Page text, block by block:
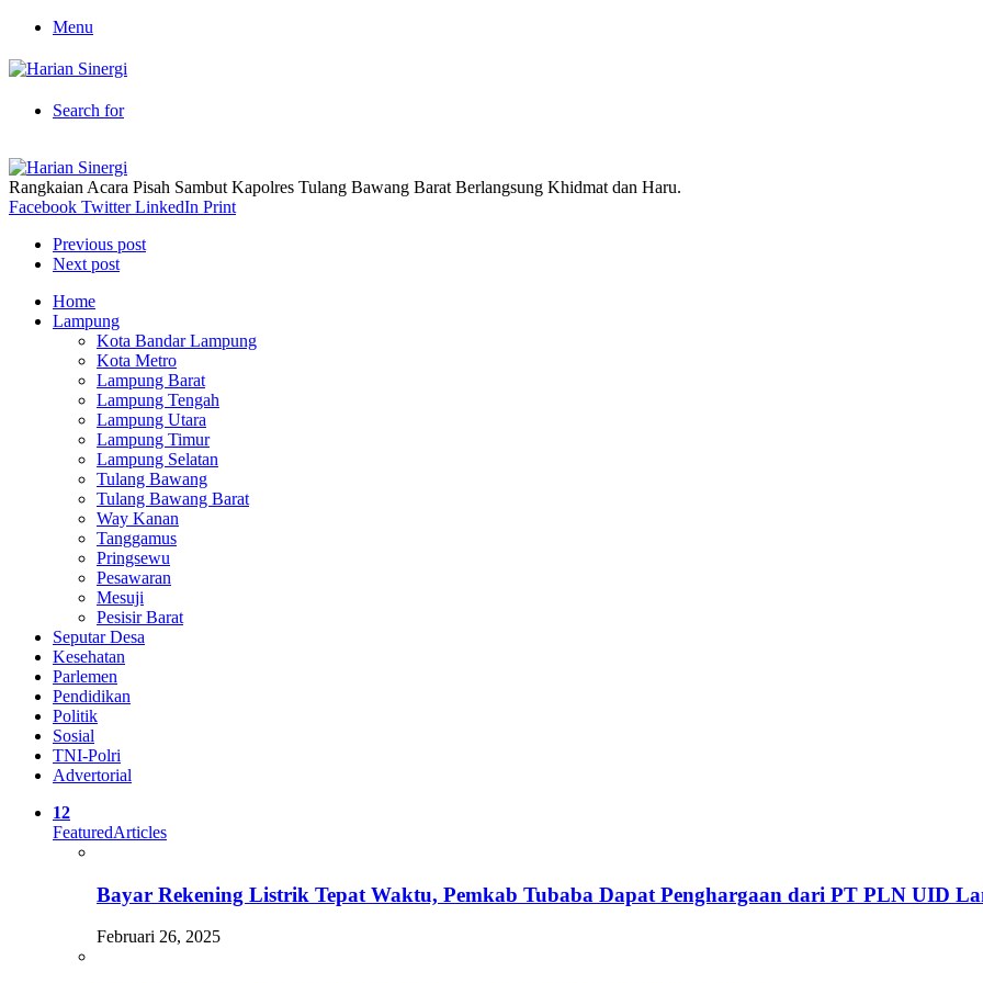
Menu
Search for
Rangkaian Acara Pisah Sambut Kapolres Tulang Bawang Barat Berlangsung Khidmat dan Haru.
Facebook Twitter LinkedIn Print
Previous post
Next post
Home
Lampung
Kota Bandar Lampung
Kota Metro
Lampung Barat
Lampung Tengah
Lampung Utara
Lampung Timur
Lampung Selatan
Tulang Bawang
Tulang Bawang Barat
Way Kanan
Tanggamus
Pringsewu
Pesawaran
Mesuji
Pesisir Barat
Seputar Desa
Kesehatan
Parlemen
Pendidikan
Politik
Sosial
TNI-Polri
Advertorial
12
FeaturedArticles
Bayar Rekening Listrik Tepat Waktu, Pemkab Tubaba Dapat Penghargaan dari PT PLN UID
Februari 26, 2025